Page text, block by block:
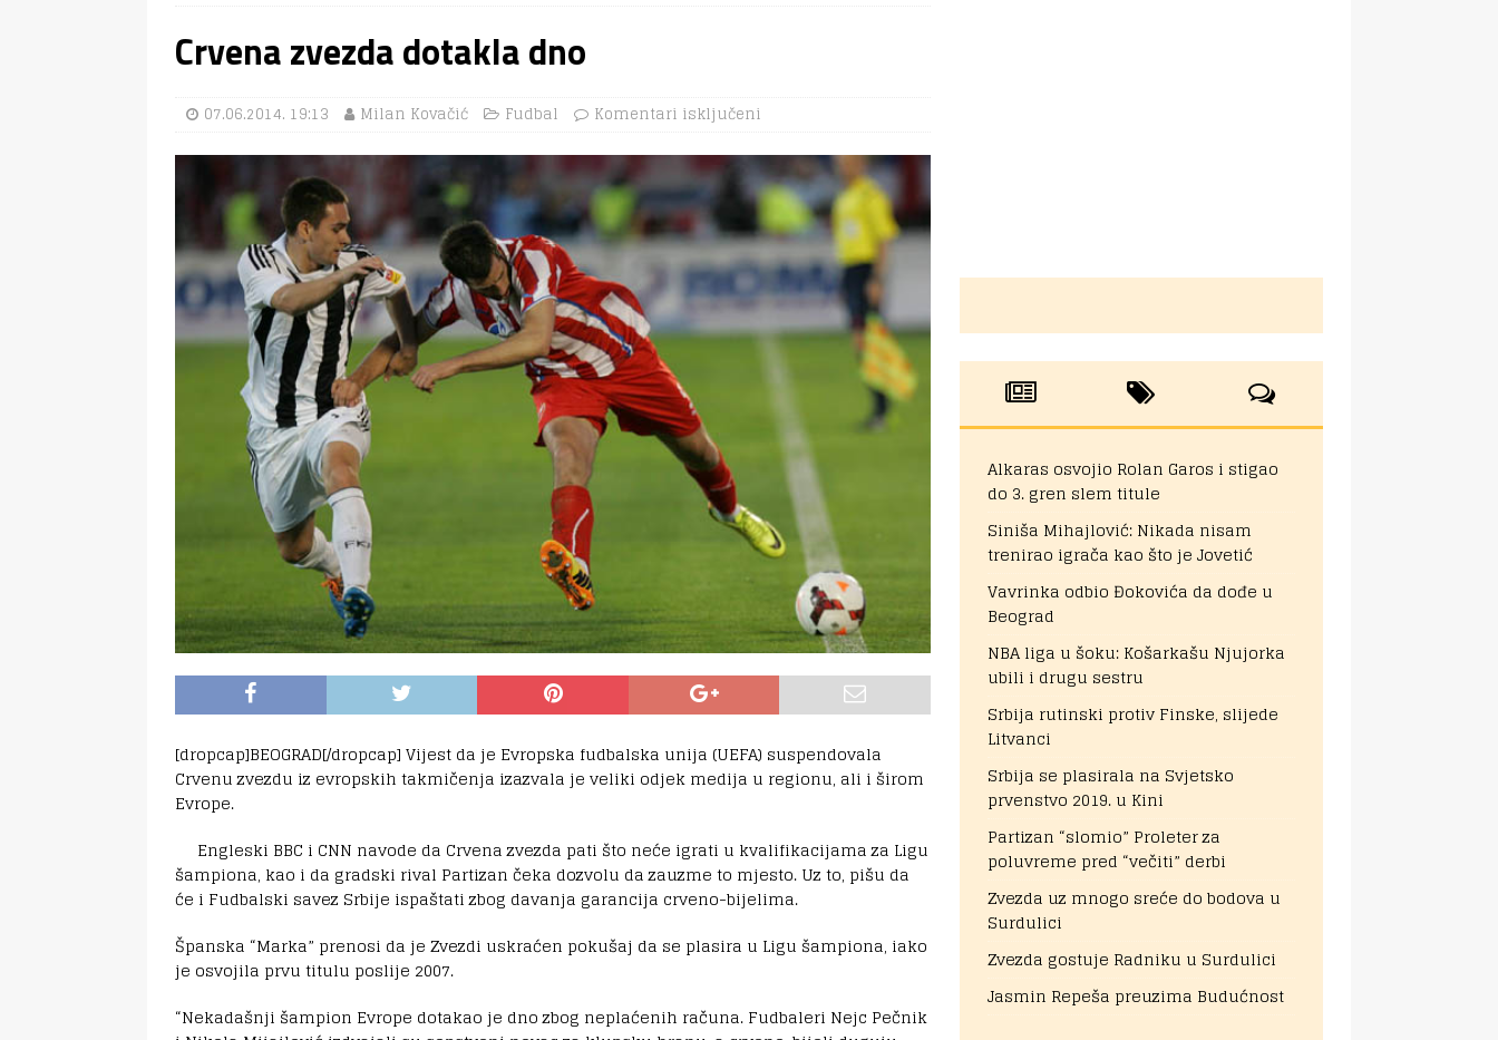
Crvena zvezda dotakla dno
07.06.2014. 19:13 Milan Kovačić Fudbal Komentari isključeni
[dropcap]BEOGRAD[/dropcap] Vijest da je Evropska fudbalska unija (UEFA) suspendovala
Crvenu zvezdu iz evropskih takmičenja izazvala je veliki odjek medija u regionu, ali i širom
Evrope.
Engleski BBC i CNN navode da Crvena zvezda pati što neće igrati u kvalifikacijama za Ligu
šampiona, kao i da gradski rival Partizan čeka dozvolu da zauzme to mjesto. Uz to, pišu da
će i Fudbalski savez Srbije ispaštati zbog davanja garancija crveno-bijelima.
Španska “Marka” prenosi da je Zvezdi uskraćen pokušaj da se plasira u Ligu šampiona, iako
je osvojila prvu titulu poslije 2007.
“Nekadašnji šampion Evrope dotakao je dno zbog neplaćenih računa. Fudbaleri Nejc Pečnik
Alkaras osvojio Rolan Garos i stigao
do 3. gren slem titule
Siniša Mihajlović: Nikada nisam
trenirao igrača kao što je Jovetić
Vavrinka odbio Đokovića da dođe u
Beograd
NBA liga u šoku: Košarkašu Njujorka
ubili i drugu sestru
Srbija rutinski protiv Finske, slijede
Litvanci
Srbija se plasirala na Svjetsko
prvenstvo 2019. u Kini
Partizan “slomio” Proleter za
poluvreme pred “večiti” derbi
Zvezda uz mnogo sreće do bodova u
Surdulici
Zvezda gostuje Radniku u Surdulici
Jasmin Repeša preuzima Budućnost